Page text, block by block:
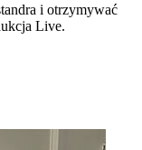
i otrzymywać
Live.